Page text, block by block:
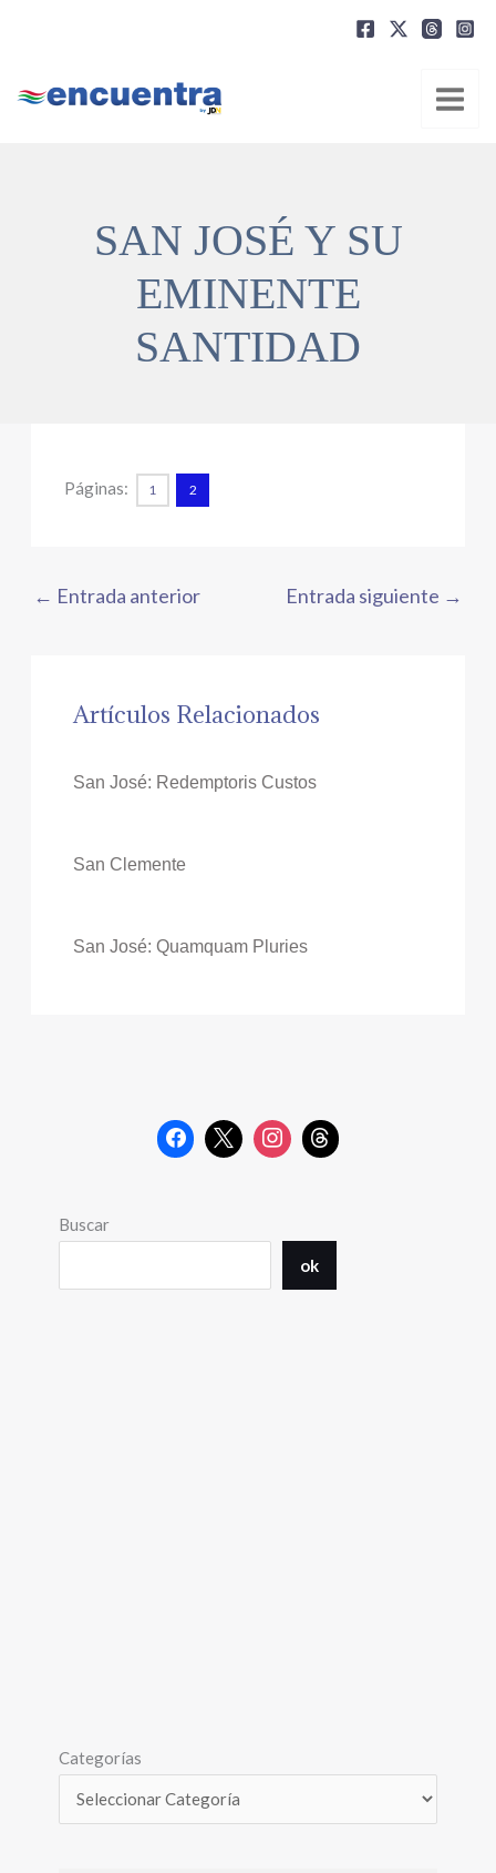
SAN JOSÉ Y SU
EMINENTE
SANTIDAD
Páginas: 1 2
← Entrada anterior Entrada siguiente →
Artículos Relacionados
San José: Redemptoris Custos
San Clemente
San José: Quamquam Pluries
Buscar
ok
Categorías